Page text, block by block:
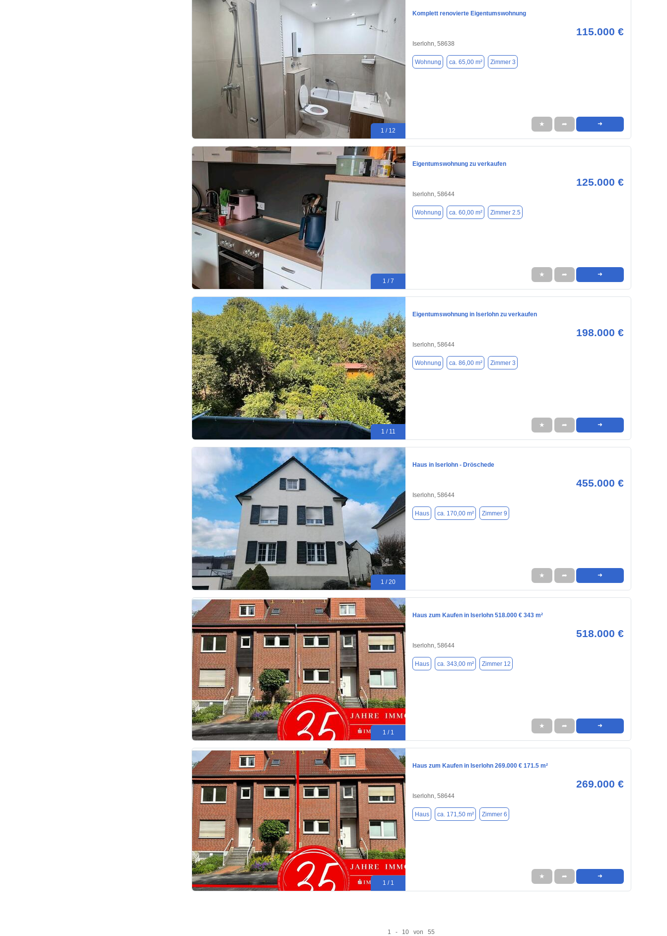
1 / 12
Komplett renovierte Eigentumswohnung
115.000 €
Iserlohn, 58638
Wohnung ca. 65,00 m² Zimmer 3
★ ➦ ➜
1 / 7
Eigentumswohnung zu verkaufen
125.000 €
Iserlohn, 58644
Wohnung ca. 60,00 m² Zimmer 2.5
★ ➦ ➜
1 / 11
Eigentumswohnung in Iserlohn zu verkaufen
198.000 €
Iserlohn, 58644
Wohnung ca. 86,00 m² Zimmer 3
★ ➦ ➜
1 / 20
Haus in Iserlohn - Dröschede
455.000 €
Iserlohn, 58644
Haus ca. 170,00 m² Zimmer 9
★ ➦ ➜
1 / 1
Haus zum Kaufen in Iserlohn 518.000 € 343 m²
518.000 €
Iserlohn, 58644
Haus ca. 343,00 m² Zimmer 12
★ ➦ ➜
1 / 1
Haus zum Kaufen in Iserlohn 269.000 € 171.5 m²
269.000 €
Iserlohn, 58644
Haus ca. 171,50 m² Zimmer 6
★ ➦ ➜
1 - 10 von 55